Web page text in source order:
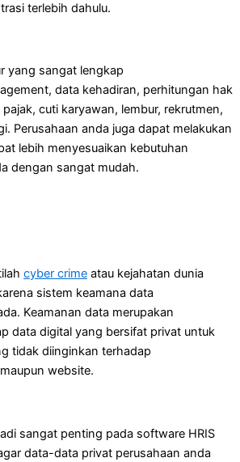
terlebih dahulu.
yang sangat lengkap
data kehadiran, perhitungan hak
cuti karyawan, lembur, rekrutmen,
Perusahaan anda juga dapat melakukan
lebih menyesuaikan kebutuhan
dengan sangat mudah.
cyber crime atau kejahatan dunia
sistem keamana data
Keamanan data merupakan
data digital yang bersifat privat untuk
tidak diinginkan terhadap
website.
sangat penting pada software HRIS
data-data privat perusahaan anda